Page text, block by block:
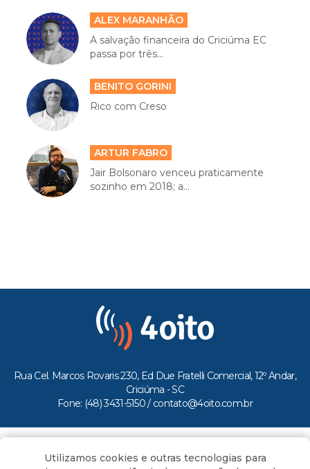
ALEX MARANHÃO
A salvação financeira do Criciúma EC
passa por três...
BENITO GORINI
Rico com Creso
ARTUR FABRO
Jair Bolsonaro venceu praticamente
sozinho em 2018; a...
Rua Cel. Marcos Rovaris 230, Ed Due Fratelli Comercial, 12º Andar,
Criciúma - SC
Fone: (48) 3431-5150 / contato@4oito.com.br
Todos os direitos reservados ao Portal 4oito
Utilizamos cookies e outras tecnologias para